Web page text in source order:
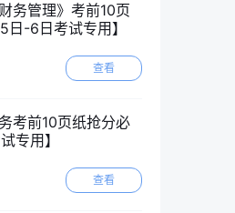
务管理》考前10页
-6日考试专用】
查看
考前10页纸抢分必
专用】
查看